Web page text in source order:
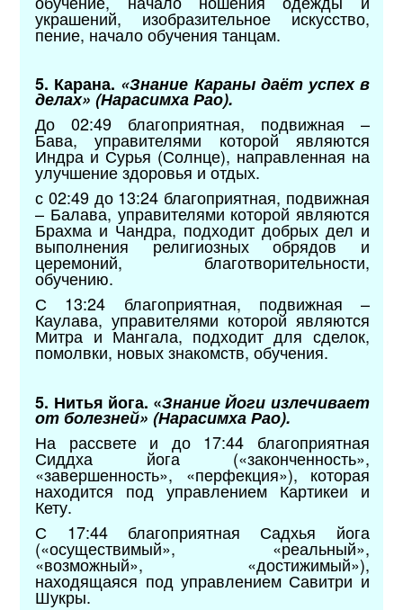
украшений, изобразительное искусство,
пение, начало обучения танцам.
5. Карана. «Знание Караны даёт успех в
делах» (Нарасимха Рао).
До 02:49 благоприятная, подвижная –
Бава, управителями которой являются
Индра и Сурья (Солнце), направленная на
улучшение здоровья и отдых.
с 02:49 до 13:24 благоприятная, подвижная
– Балава, управителями которой являются
Брахма и Чандра, подходит добрых дел и
выполнения религиозных обрядов и
церемоний, благотворительности,
обучению.
С 13:24 благоприятная, подвижная –
Каулава, управителями которой являются
Митра и Мангала, подходит для сделок,
помолвки, новых знакомств, обучения.
5. Нитья йога. «Знание Йоги излечивает
от болезней» (Нарасимха Рао).
На рассвете и до 17:44 благоприятная
Сиддха йога («законченность»,
«завершенность», «перфекция»), которая
находится под управлением Картикеи и
Кету.
С 17:44 благоприятная Садхья йога
(«осуществимый», «реальный»,
«возможный», «достижимый»),
находящаяся под управлением Савитри и
Шукры.